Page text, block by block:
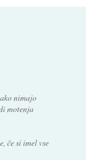
nimajo
motenja
če si imel vse